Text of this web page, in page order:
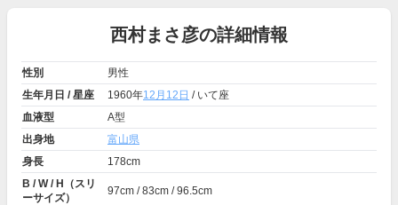
西村まさ彦の詳細情報
性別
男性
生年月日 / 星座
1960年12月12日 / いて座
血液型
A型
出身地
富山県
身長
178cm
B / W / H（スリ
ーサイズ）
97cm / 83cm / 96.5cm